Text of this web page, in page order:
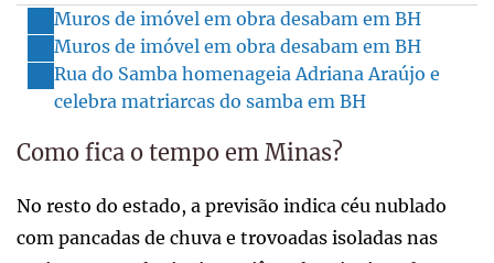
Muros de imóvel em obra desabam em BH
Muros de imóvel em obra desabam em BH
Rua do Samba homenageia Adriana Araújo e
celebra matriarcas do samba em BH
Como fica o tempo em Minas?
No resto do estado, a previsão indica céu nublado
com pancadas de chuva e trovoadas isoladas nas